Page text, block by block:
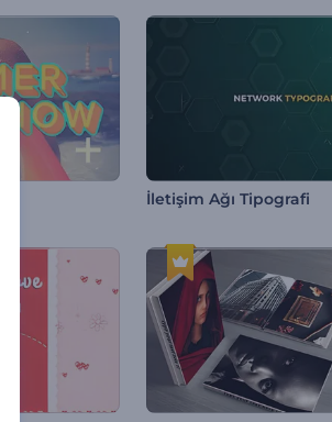
İletişim Ağı Tipografi